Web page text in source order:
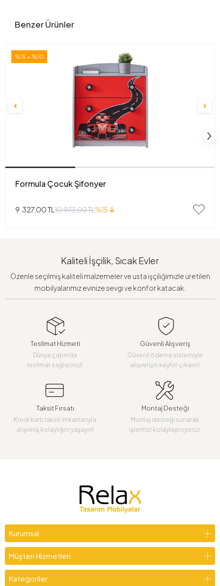
Benzer Ürünler
%15 + %10
Formula Çocuk Şifonyer
9.327,00 TL 10.973,00 TL%15
Kaliteli İşçilik, Sıcak Evler
Özenle seçilmiş kaliteli malzemeler ve usta işçiliğimizle üretilen
mobilyalarımız evinize sevgi ve konfor katacak.
Teslimat Hizmeti
Dünya çapında
teslimat sağlıyoruz!
Güvenli Alışveriş
Güvenli ödeme sistemiyle
alışverişin keyfini çıkarın!
Taksit Fırsatı
Kredi kartı taksit imkanlarıyla
alışveriş kolaylığını yaşayın!
Montaj Desteği
Montaj desteği sunarak
işlerinizi kolaylaştırıyoruz.
Kurumsal
Müşteri Hizmetleri
Kategoriler